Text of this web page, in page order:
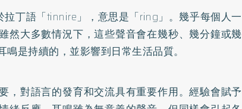
拉丁語「tinnire」，意思是「ring」。幾乎每個人一
然大多數情況下，這些聲音會在幾秒、幾分鐘或幾
是持續的，並影響到日常生活品質。
，對語言的發育和交流具有重要作用。經驗會賦予